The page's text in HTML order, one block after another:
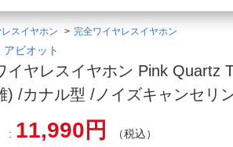
ランキングからさがす
カテゴリ一覧からさがす
お客様サポート
スイヤホン 完全ワイヤレスイヤホン
アビオット
イヤレスイヤホン Pink Quartz
) /カナル型 /ノイズキャンセリ
11,990円
（税込）